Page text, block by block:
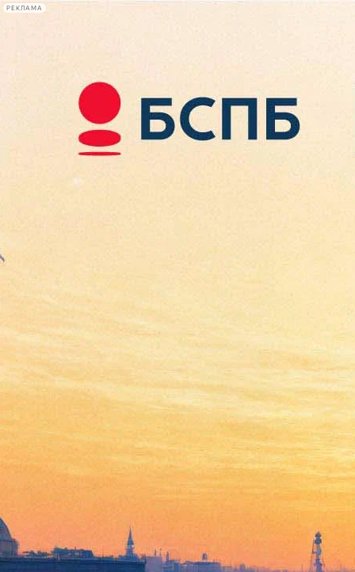
РЕКЛАМА
Сегодня:
2026.08.09
14:28
Афиша Plus
Портрет Екатерины I из
Петергофа преподнес
сюрпризы
Версия для печати